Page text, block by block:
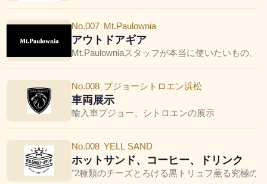
No.007 Mt.Paulownia
アウトドアギア
Mt.Paulowniaスタッフが本当に使いたいもの、
No.008 プジョーシトロエン浜松
車両展示
輸入車プジョー、シトロエンの展示
No.008 YELL SAND
ホットサンド、コーヒー、ドリンク
"2種類のチーズとろける黒トリュフ薫る究極の